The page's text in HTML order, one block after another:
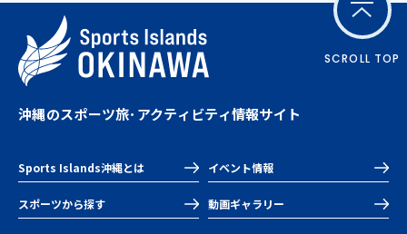
SCROLL TOP
沖縄のスポーツ旅･アクティビティ情報サイト
Sports Islands沖縄とは イベント情報
スポーツから探す 動画ギャラリー